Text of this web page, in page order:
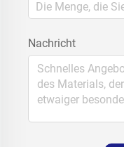
Nachricht